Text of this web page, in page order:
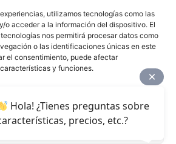
utilizamos tecnologías como las
o acceder a la información del dispositivo. El
nos permitirá procesar datos como
o las identificaciones únicas en este
el consentimiento, puede afectar
y funciones.
ACEPTAR
AVISO LEGAL
DE PRIVACIDAD
ACCESIBILIDAD
DISEÑO WEB
Hola! ¿Tienes preguntas sobre
precios, etc.?